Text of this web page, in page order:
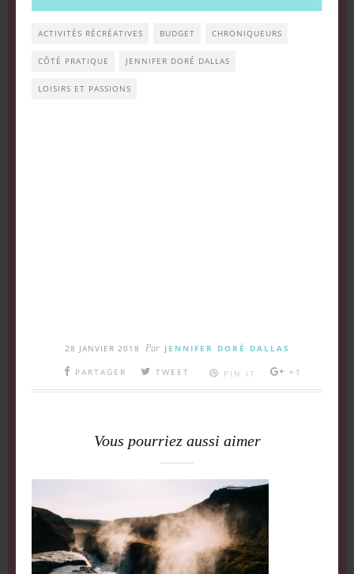
ACTIVITÉS RÉCRÉATIVES BUDGET CHRONIQUEURS
CÔTÉ PRATIQUE JENNIFER DORÉ DALLAS
LOISIRS ET PASSIONS
28 JANVIER 2018 Par JENNIFER DORÉ DALLAS
PARTAGER TWEET PIN IT +1
Vous pourriez aussi aimer